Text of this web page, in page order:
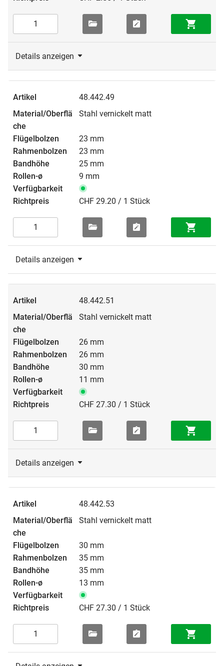
Details anzeigen
48.442.49
Stahl vernickelt matt
23 mm
23 mm
25 mm
9 mm
CHF 29.20 / 1 Stück
Details anzeigen
48.442.51
Stahl vernickelt matt
26 mm
26 mm
30 mm
11 mm
CHF 27.30 / 1 Stück
Details anzeigen
48.442.53
Stahl vernickelt matt
30 mm
35 mm
35 mm
13 mm
CHF 27.30 / 1 Stück